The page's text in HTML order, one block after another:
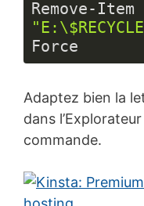
Force
code :
JavaScript
(javascript)
Adaptez bien la
dans
commande.